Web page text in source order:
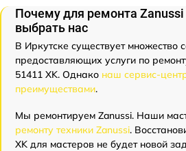
Почему для ремонта Zanussi
выбрать нас
В Иркутске существует множество
предоставляющих услуги по
51411 XK. Однако наш сервис-
преимуществами.
Мы ремонтируем Zanussi. Наши
ремонту техники Zanussi.
XK для мастеров не будет новой